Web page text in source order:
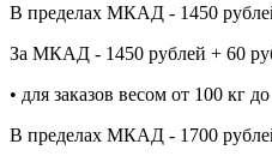
В пределах МКАД - 1450
За МКАД - 1450 рублей + 60
• для заказов весом от 100 кг
В пределах МКАД - 1700